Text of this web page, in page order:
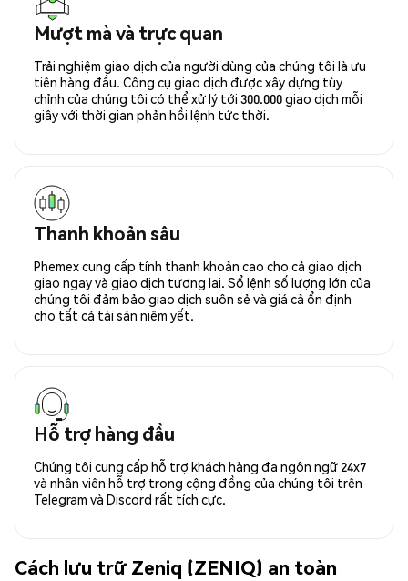
Mượt mà và trực quan
Trải nghiệm giao dịch của người dùng của chúng tôi là ưu
tiên hàng đầu. Công cụ giao dịch được xây dựng tùy
chỉnh của chúng tôi có thể xử lý tới 300.000 giao dịch mỗi
giây với thời gian phản hồi lệnh tức thời.
Thanh khoản sâu
Phemex cung cấp tính thanh khoản cao cho cả giao dịch
giao ngay và giao dịch tương lai. Sổ lệnh số lượng lớn của
chúng tôi đảm bảo giao dịch suôn sẻ và giá cả ổn định
cho tất cả tài sản niêm yết.
Hỗ trợ hàng đầu
Chúng tôi cung cấp hỗ trợ khách hàng đa ngôn ngữ 24x7
và nhân viên hỗ trợ trong cộng đồng của chúng tôi trên
Telegram và Discord rất tích cực.
Cách lưu trữ Zeniq (ZENIQ) an toàn